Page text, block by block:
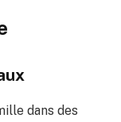
dans des